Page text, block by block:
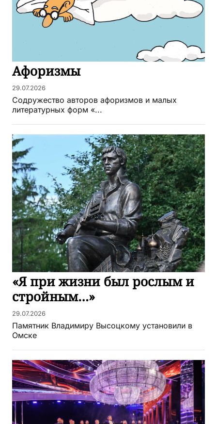
Афоризмы
29.07.2026
Содружество авторов афоризмов и малых
литературных форм «...
«Я при жизни был рослым и
стройным…»
29.07.2026
Памятник Владимиру Высоцкому установили в
Омске